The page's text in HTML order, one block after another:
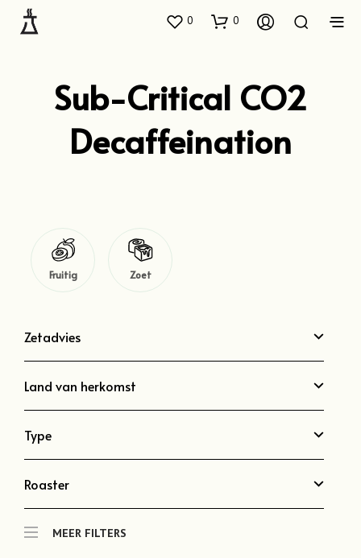
0 0
Sub-Critical CO2
Decaffeination
Fruitig Zoet
Zetadvies
Land van herkomst
Type
Roaster
MEER FILTERS